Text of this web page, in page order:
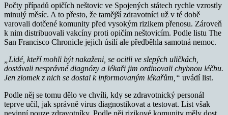
Počty případů opičích neštovic ve Spojených státech rychle vzrostly
minulý měsíc. A to přesto, že tamější zdravotníci už v té době
varovali dotčené komunity před vysokým rizikem přenosu. Zároveň
k nim distribuovali vakcíny proti opičím neštovicím. Podle listu The
San Francisco Chronicle jejich úsilí ale předběhla samotná nemoc.
„Lidé, kteří mohli být nakaženi, se ocitli ve slepých uličkách,
dostávali nesprávné diagnózy a lékaři jim ordinovali chybnou léčbu.
Jen zlomek z nich se dostal k informovaným lékařům,“ uvádí list.
Podle něj se tomu dělo ve chvíli, kdy se zdravotnický personál
teprve učil, jak správně virus diagnostikovat a testovat. List však
nevinní pouze zdravotníky. Podle něj rizikové komunity měly dost